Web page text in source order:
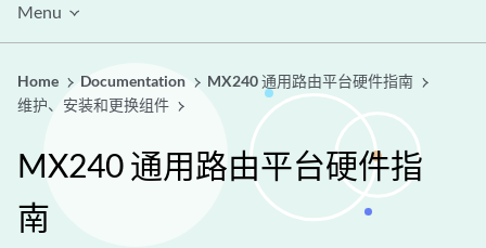
Menu
Home Documentation
MX240 通用路由平台硬件指南
维护、安装和更换组件
MX240 通用路由平台硬件指
南